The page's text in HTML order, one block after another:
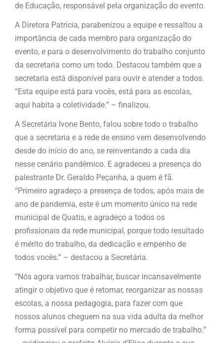
de Educação, responsável pela organização do evento.
A Diretora Patrícia, parabenizou a equipe e ressaltou a
importância de cada membro para organização do
evento, e para o desenvolvimento do trabalho conjunto
da secretaria como um todo. Destacou também que a
secretaria está disponível para ouvir e atender a todos.
“Esta equipe está para vocês, está para as escolas,
aqui habita a coletividade.” – finalizou.
A Secretária Ivone Bento, falou sobre todo o trabalho
que a secretaria e a rede de ensino vem desenvolvendo
desde do início do ano, se reinventando a cada dia
nesse cenário pandêmico. E agradeceu a presença do
palestrante Dr. Geraldo Peçanha, a quem é fã.
“Primeiro agradeço a presença de todos, após mais de
ano de pandemia, este é um momento único na rede
municipal de Quatis, e agradeço a todos os
profissionais da rede municipal, porque todo resultado
é mérito do trabalho, da dedicação e empenho de
todos vocês.” – destacou a Secretária.
“Nós agora vamos trabalhar, buscar incansavelmente
atingir o objetivo que é retomar, reorganizar as nossas
escolas, a nossa pedagogia, para fazer com que
nossos alunos cheguem na sua vida adulta da melhor
forma possível para competir no mercado de trabalho.”